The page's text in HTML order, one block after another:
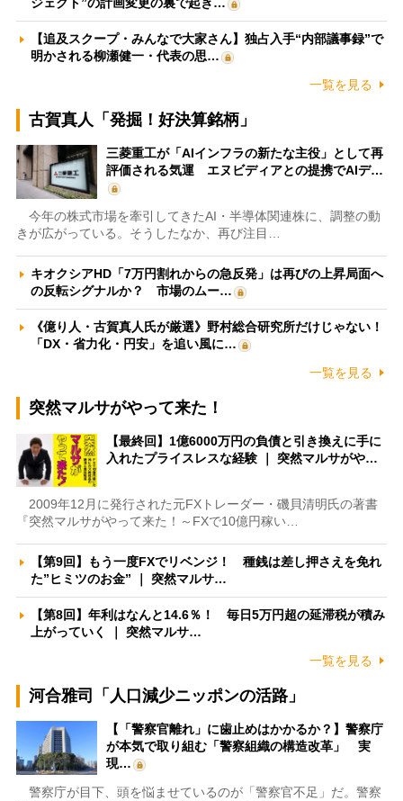
ジェクト”の計画変更の裏で起き…
【追及スクープ・みんなで大家さん】独占入手“内部議事録”で
明かされる柳瀬健一・代表の思…
一覧を見る
古賀真人「発掘！好決算銘柄」
三菱重工が「AIインフラの新たな主役」として再
評価される気運 エヌビディアとの提携でAIデ…
今年の株式市場を牽引してきたAI・半導体関連株に、調整の動
きが広がっている。そうしたなか、再び注目…
キオクシアHD「7万円割れからの急反発」は再びの上昇局面へ
の反転シグナルか？ 市場のムー…
《億り人・古賀真人氏が厳選》野村総合研究所だけじゃない！
「DX・省力化・円安」を追い風に…
一覧を見る
突然マルサがやって来た！
【最終回】1億6000万円の負債と引き換えに手に
入れたプライスレスな経験 ｜ 突然マルサがや…
2009年12月に発行された元FXトレーダー・磯貝清明氏の著書
『突然マルサがやって来た！～FXで10億円稼い…
【第9回】もう一度FXでリベンジ！ 種銭は差し押さえを免れ
た”ヒミツのお金” ｜ 突然マルサ…
【第8回】年利はなんと14.6％！ 毎日5万円超の延滞税が積み
上がっていく ｜ 突然マルサ…
一覧を見る
河合雅司「人口減少ニッポンの活路」
【「警察官離れ」に歯止めはかかるか？】警察庁
が本気で取り組む「警察組織の構造改革」 実
現…
警察庁が目下、頭を悩ませているのが「警察官不足」だ。警察